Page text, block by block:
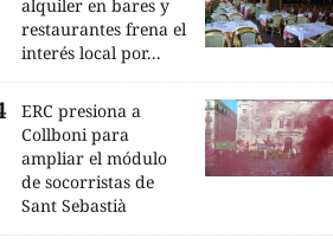
alquiler en bares y
restaurantes frena el
interés local por...
ERC presiona a
Collboni para
ampliar el módulo
de socorristas de
Sant Sebastià